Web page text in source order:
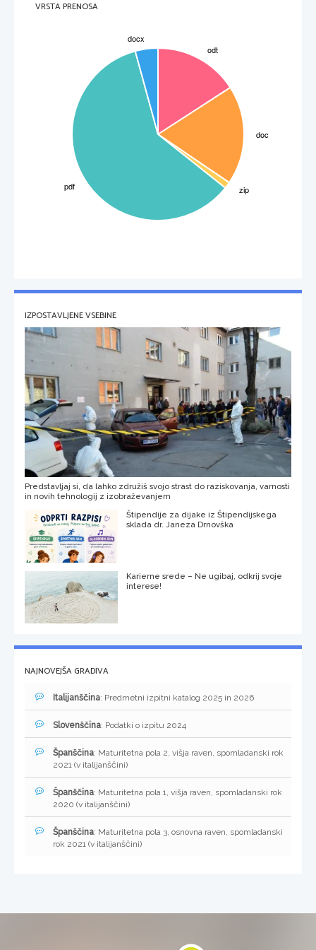
Torej ne odlašajte, storite nekaj za svoje boljše počutje.
VRSTA PRENOSA
IZPOSTAVLJENE VSEBINE
Predstavljaj si, da lahko združiš svojo strast do raziskovanja, varnosti
in novih tehnologij z izobraževanjem
Štipendije za dijake iz Štipendijskega
sklada dr. Janeza Drnovška
Karierne srede – Ne ugibaj, odkrij svoje
interese!
NAJNOVEJŠA GRADIVA
Italijanščina: Predmetni izpitni katalog 2025 in 2026
Slovenščina: Podatki o izpitu 2024
Španščina: Maturitetna pola 2, višja raven, spomladanski rok
2021 (v italijanščini)
Španščina: Maturitetna pola 1, višja raven, spomladanski rok
2020 (v italijanščini)
Španščina: Maturitetna pola 3, osnovna raven, spomladanski
rok 2021 (v italijanščini)